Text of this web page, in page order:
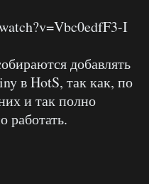
I
добавлять
в HotS, так как, по
и так полно
работать.